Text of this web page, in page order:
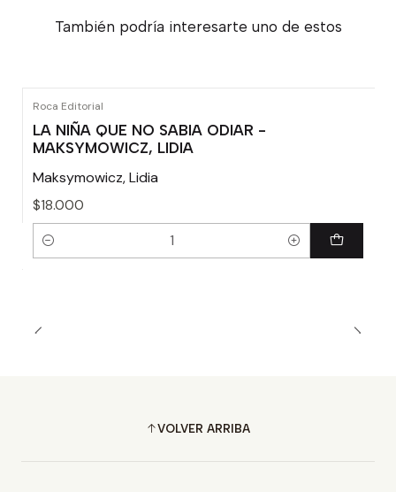
También podría interesarte uno de estos
Roca Editorial
LA NIÑA QUE NO SABIA ODIAR -
MAKSYMOWICZ, LIDIA
Maksymowicz, Lidia
$18.000
Cantidad
VOLVER ARRIBA